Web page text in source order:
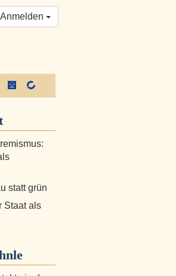
Anmelden
statt grün
Staat als